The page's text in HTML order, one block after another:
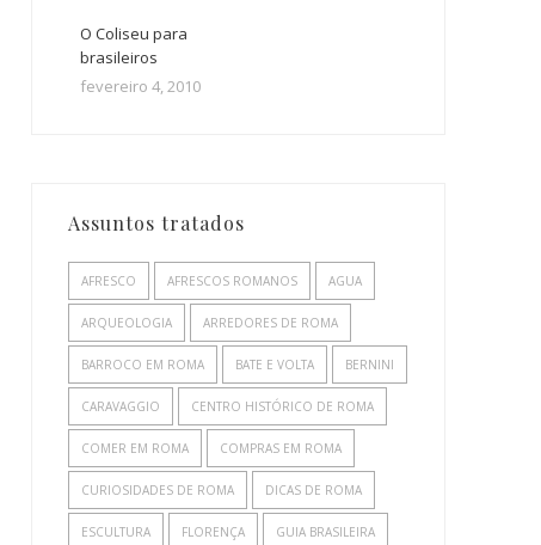
O Coliseu para
brasileiros
fevereiro 4, 2010
Assuntos tratados
AFRESCO AFRESCOS ROMANOS AGUA
ARQUEOLOGIA ARREDORES DE ROMA
BARROCO EM ROMA BATE E VOLTA BERNINI
CARAVAGGIO CENTRO HISTÓRICO DE ROMA
COMER EM ROMA COMPRAS EM ROMA
CURIOSIDADES DE ROMA DICAS DE ROMA
ESCULTURA FLORENÇA GUIA BRASILEIRA